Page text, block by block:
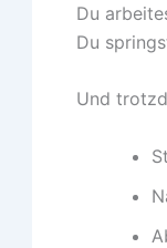
Du
Du
Und